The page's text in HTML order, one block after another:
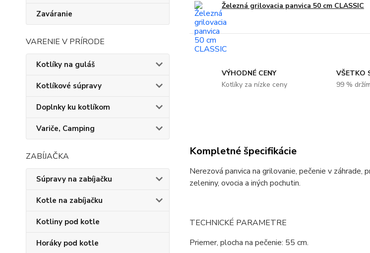
Zaváranie
VARENIE V PRÍRODE
Kotlíky na guláš
Kotlíkové súpravy
Doplnky ku kotlíkom
Variče, Camping
ZABÍJAČKA
Súpravy na zabíjačku
Kotle na zabíjačku
Kotliny pod kotle
Horáky pod kotle
Železná grilovacia panvica 50 cm CLASSIC
VÝHODNÉ CENY
Kotlíky za nízke ceny
VŠETKO
99 %
Kompletné špecifikácie
Nerezová panvica na grilovanie, pečenie v záhrade,
zeleniny, ovocia a iných pochutin.
TECHNICKÉ PARAMETRE
Priemer, plocha na pečenie: 55 cm.